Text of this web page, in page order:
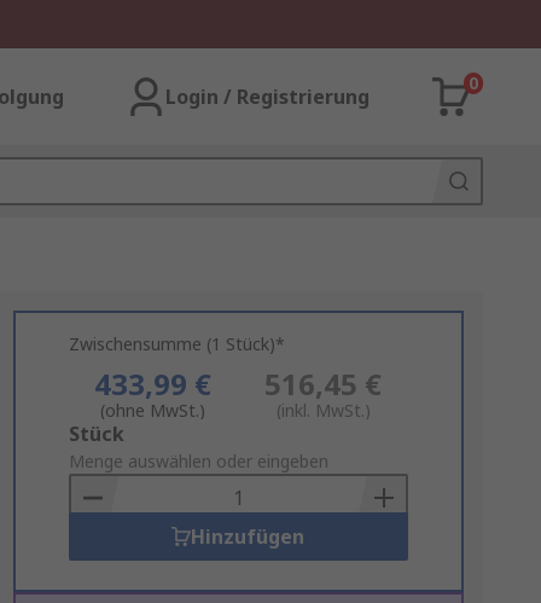
Login / Registrierung
0
Zwischensumme (1 Stück)*
433,99 €
(ohne MwSt.)
516,45 €
(inkl. MwSt.)
Add
to
Basket
Stück
Menge auswählen oder eingeben
Hinzufügen